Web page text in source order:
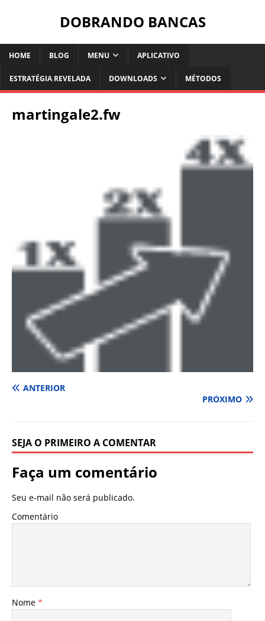
DOBRANDO BANCAS
HOME BLOG MENU APLICATIVO
ESTRATÉGIA REVELADA DOWNLOADS MÉTODOS
martingale2.fw
ANTERIOR
PRÓXIMO
SEJA O PRIMEIRO A COMENTAR
Faça um comentário
Seu e-mail não será publicado.
Comentário
Nome *